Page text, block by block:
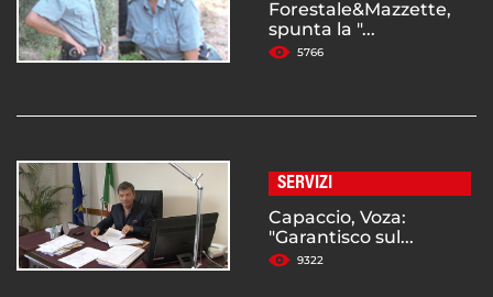
Forestale&Mazzette,
spunta la "...
5766
SERVIZI
Capaccio, Voza:
"Garantisco sul...
9322